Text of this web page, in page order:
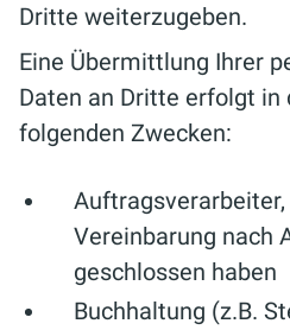
Dritte weiterzugeben.
Eine Übermittlung Ihrer
Daten an Dritte erfolgt in
folgenden Zwecken:
Vereinbarung nach
geschlossen haben
Buchhaltung (z.B.